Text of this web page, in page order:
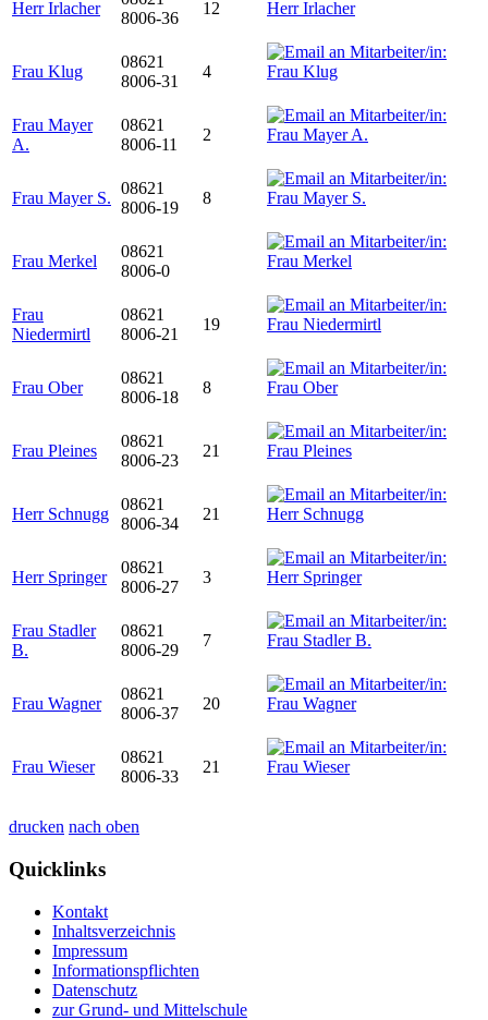
Herr Irlacher
8006-36
12
Frau Klug
08621
8006-31
4
Frau Mayer
A.
08621
8006-11
2
Frau Mayer S.
08621
8006-19
8
Frau Merkel
08621
8006-0
Frau
Niedermirtl
08621
8006-21
19
Frau Ober
08621
8006-18
8
Frau Pleines
08621
8006-23
21
Herr Schnugg
08621
8006-34
21
Herr Springer
08621
8006-27
3
Frau Stadler
B.
08621
8006-29
7
Frau Wagner
08621
8006-37
20
Frau Wieser
08621
8006-33
21
drucken nach oben
Quicklinks
Kontakt
Inhaltsverzeichnis
Impressum
Informationspflichten
Datenschutz
zur Grund- und Mittelschule